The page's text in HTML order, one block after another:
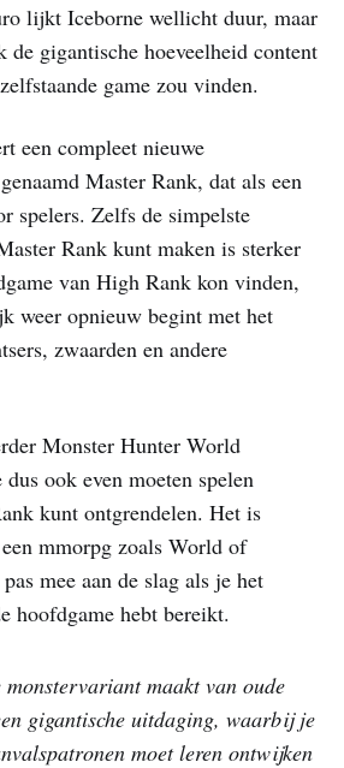
lijkt Iceborne wellicht duur, maar
de gigantische hoeveelheid content
game zou vinden.
een compleet nieuwe
Master Rank, dat als een
spelers. Zelfs de simpelste
Rank kunt maken is sterker
van High Rank kon vinden,
weer opnieuw begint met het
zwaarden en andere
Monster Hunter World
ook even moeten spelen
kunt ontgrendelen. Het is
mmorpg zoals World of
mee aan de slag als je het
hoofdgame hebt bereikt.
maakt van oude
gigantische uitdaging, waarbij je
moet leren ontwijken